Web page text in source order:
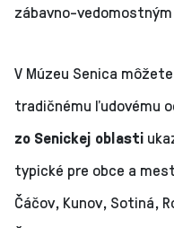
zábavno-
V Múzeu Senica
tradičnému ľudovému
zo Senickej oblasti
typické pre obce a
Čáčov, Kunov, Sotiná,